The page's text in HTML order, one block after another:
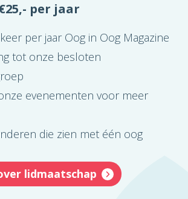
per jaar
per jaar Oog in Oog Magazine
tot onze besloten
evenementen voor meer
die zien met één oog
lidmaatschap